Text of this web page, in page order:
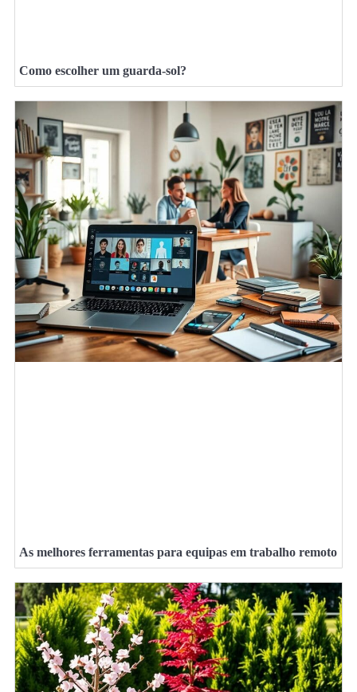
Como escolher um guarda-sol?
As melhores ferramentas para equipas em trabalho remoto